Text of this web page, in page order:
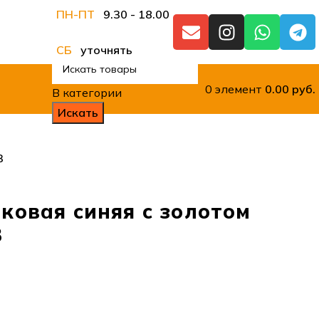
ПН-ПТ 9.30 - 18.00
СБ уточнять
В категории
Искать
0 элемент 0.00 руб.
синяя с золотом